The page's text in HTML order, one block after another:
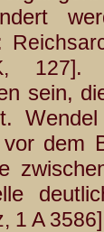
127].
sein,
dem
1 A 3586]